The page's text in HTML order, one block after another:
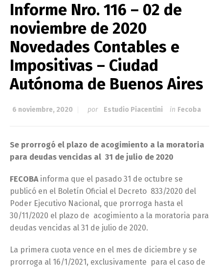
Informe Nro. 116 – 02 de
noviembre de 2020
Novedades Contables e
Impositivas – Ciudad
Autónoma de Buenos Aires
6 noviembre, 2020 por Estudio Piacentini in Fecoba
Se prorrogó el plazo de acogimiento a la moratoria
para deudas vencidas al 31 de julio de 2020
FECOBA informa que el pasado 31 de octubre se
publicó en el Boletín Oficial el Decreto 833/2020 del
Poder Ejecutivo Nacional, que prorroga hasta el
30/11/2020 el plazo de acogimiento a la moratoria para
deudas vencidas al 31 de julio de 2020.
La primera cuota vence en el mes de diciembre y se
prorroga al 16/1/2021, exclusivamente para el caso de